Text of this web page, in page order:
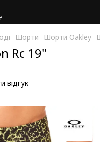
Шорти Шорти Oakley
Rc 19"
відгук